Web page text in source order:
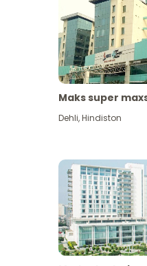
Maks super
Dehli,Hindiston